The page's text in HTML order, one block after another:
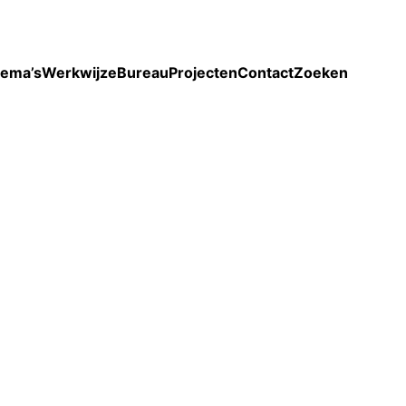
WerkwijzeBureauProjectenContactZoeken